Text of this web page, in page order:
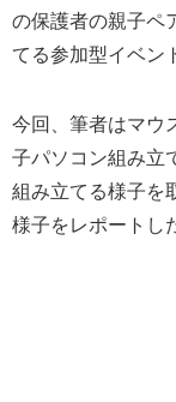
の保護者の親子ペ
てる参加型イベン
今回、筆者はマウ
子パソコン組み立
組み立てる様子を
様子をレポートし